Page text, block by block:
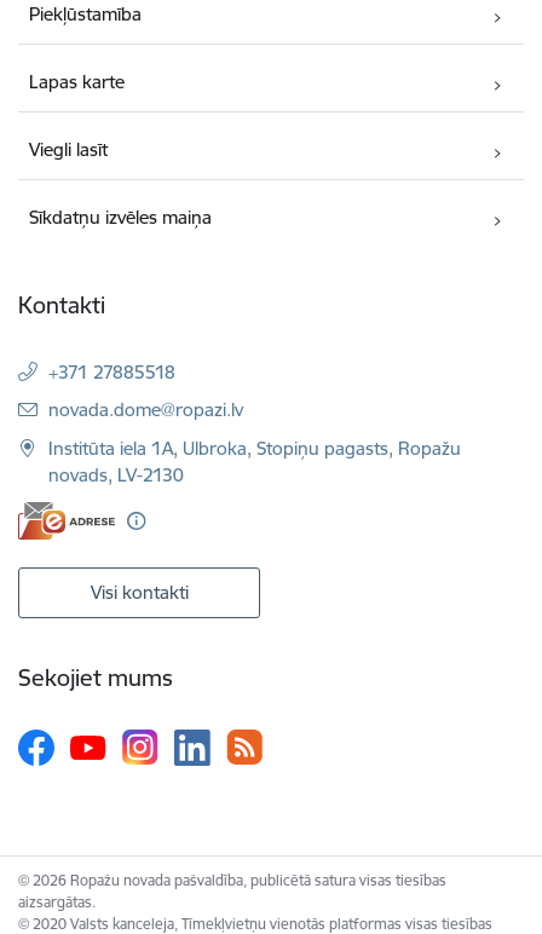
Piekļūstamība
Lapas karte
Viegli lasīt
Sīkdatņu izvēles maiņa
Kontakti
+371 27885518
E-pasts:
novada.dome@ropazi.lv
Institūta iela 1A, Ulbroka, Stopiņu pagasts, Ropažu
novads, LV-2130
Visi kontakti
Sekojiet mums
© 2026 Ropažu novada pašvaldība, publicētā satura visas tiesības
aizsargātas.
© 2020 Valsts kanceleja, Tīmekļvietņu vienotās platformas visas tiesības